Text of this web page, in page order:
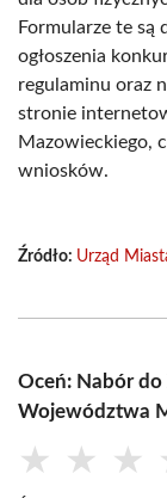
Formularze te
ogłoszenia
regulaminu oraz
stronie
Mazowieckiego,
wniosków.
Źródło: Urząd
Oceń: Nabór do
Województwa
★ ★ ★